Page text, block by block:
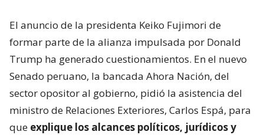
El anuncio de la presidenta Keiko Fujimori de
formar parte de la alianza impulsada por Donald
Trump ha generado cuestionamientos. En el nuevo
Senado peruano, la bancada Ahora Nación, del
sector opositor al gobierno, pidió la asistencia del
ministro de Relaciones Exteriores, Carlos Espá, para
que explique los alcances políticos, jurídicos y